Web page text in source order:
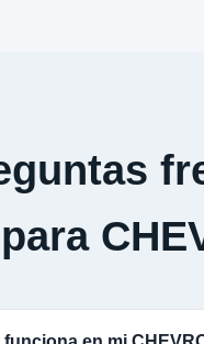
para